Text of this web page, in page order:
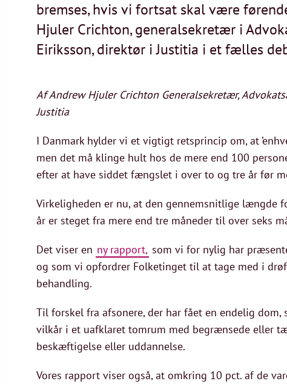
bremses, hvis vi fortsat skal være
Hjuler Crichton, generalsekretær i
Eiriksson, direktør i Justitia i et fælles
Af Andrew Hjuler Crichton Generalsekretær,
Justitia
I Danmark hylder vi et vigtigt retsprincip om, at
men det må klinge hult hos de mere end 100
efter at have siddet fængslet i over to og tre år før
Virkeligheden er nu, at den gennemsnitlige længde
år er steget fra mere end tre måneder til over seks
Det viser en ny rapport, som vi for nylig har
og som vi opfordrer Folketinget til at tage med i
behandling.
Til forskel fra afsonere, der har fået en endelig
vilkår i et uafklaret tomrum med begrænsede eller
beskæftigelse eller uddannelse.
Vores rapport viser også, at omkring 10 pct. af de